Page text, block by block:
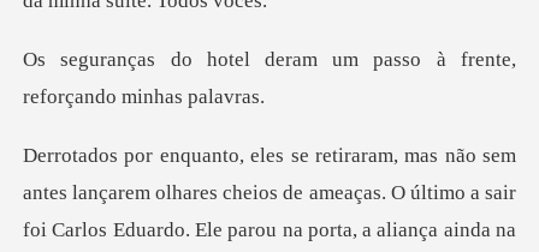
ram um passo à frente,
re
es lançarem olhares cheios de ameaças. O último a sair
foi